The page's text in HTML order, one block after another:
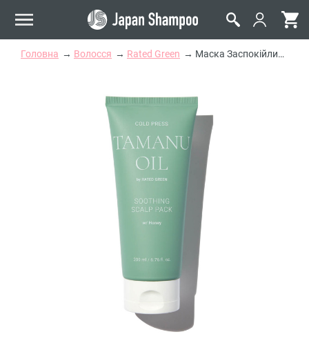
Головна Волосся Rated Green Маска Заспокійлива для Шкіри Голови Rated Green Cold Press Tamanu Soothing Scalp Pack